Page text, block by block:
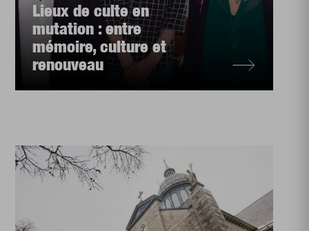
Lieux de culte en
mutation : entre
mémoire, culture et
renouveau